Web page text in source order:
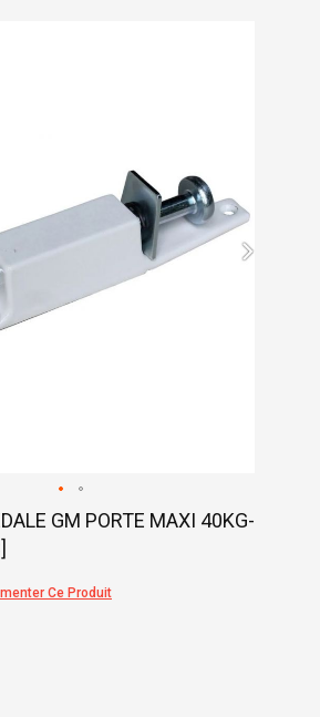
GM PORTE MAXI 40KG-
Ce Produit